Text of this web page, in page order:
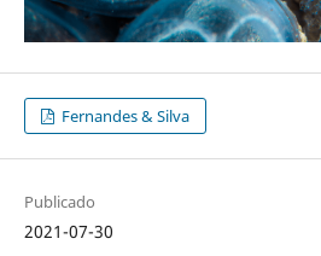
Fernandes & Silva
Publicado
2021-07-30